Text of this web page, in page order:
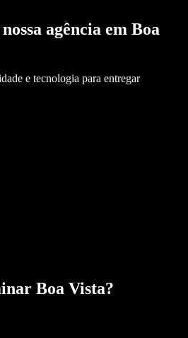
agência em Boa
e tecnologia para entregar
Boa Vista?